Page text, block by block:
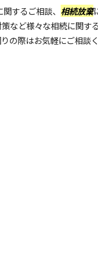
するご相談、 相続放棄
など様々な相続に関す
の際はお気軽にご相談く